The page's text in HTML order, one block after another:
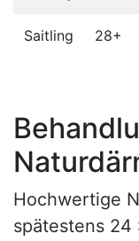
Saitling 28+
Hochwertige
spätestens 24